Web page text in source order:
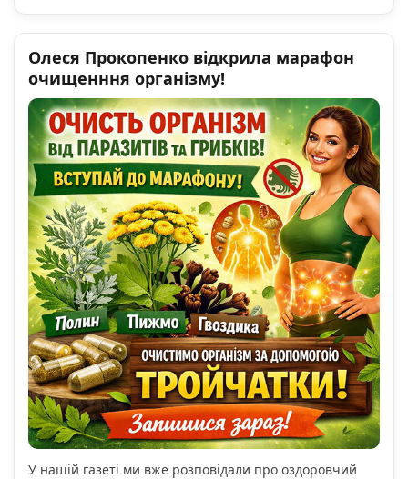
Олеся Прокопенко відкрила марафон
очищенння організму!
У нашій газеті ми вже розповідали про оздоровчий